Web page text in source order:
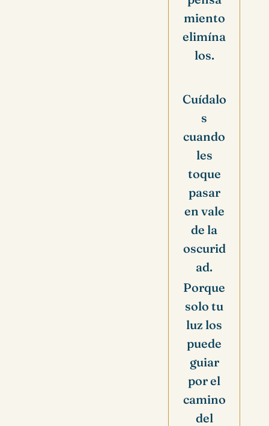
miento
elimína
los.
Cuídalo
s
cuando
les
toque
pasar
en vale
de la
oscurid
ad.
Porque
solo tu
luz los
puede
guiar
por el
camino
del